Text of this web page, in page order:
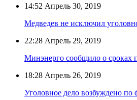
14:52 Апрель 30, 2019
Медведев не исключил
22:28 Апрель 29, 2019
Минэнерго сообщило о сроках
18:28 Апрель 26, 2019
Уголовное дело возбуждено по